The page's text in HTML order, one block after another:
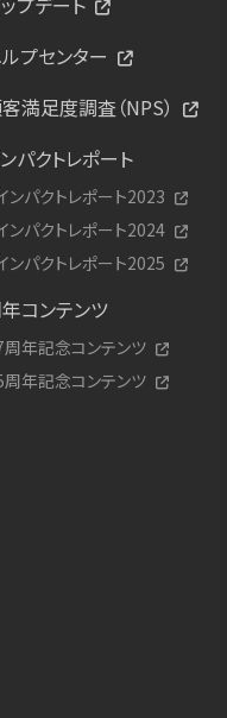
プセンター
満足度調査（NPS）
パクトレポート
ンパクトレポート2023
ンパクトレポート2024
ンパクトレポート2025
コンテンツ
周年記念コンテンツ
周年記念コンテンツ